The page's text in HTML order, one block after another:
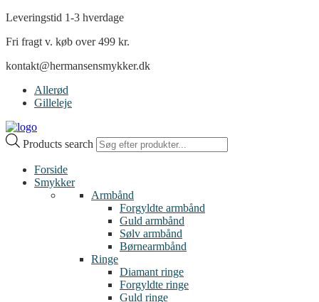
Leveringstid 1-3 hverdage
Fri fragt v. køb over 499 kr.
kontakt@hermansensmykker.dk
Allerød
Gilleleje
Products search
Forside
Smykker
Armbånd
Forgyldte armbånd
Guld armbånd
Sølv armbånd
Børnearmbånd
Ringe
Diamant ringe
Forgyldte ringe
Guld ringe